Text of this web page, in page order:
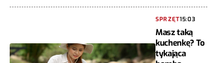
SPRZĘT15:03
Masz taką
kuchenkę? To
tykająca